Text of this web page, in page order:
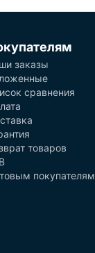
заказы
сравнения
товаров
покупателям